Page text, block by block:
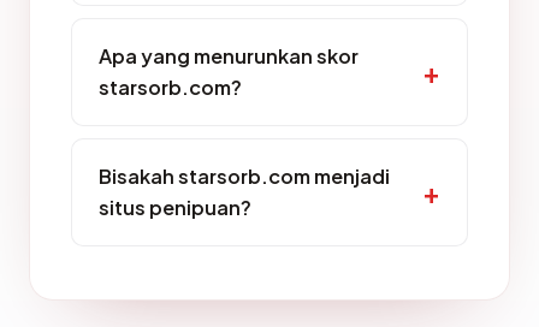
Apa yang menurunkan skor
starsorb.com?
Bisakah starsorb.com menjadi
situs penipuan?